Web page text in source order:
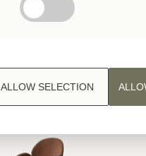
ALLOW SELECTION